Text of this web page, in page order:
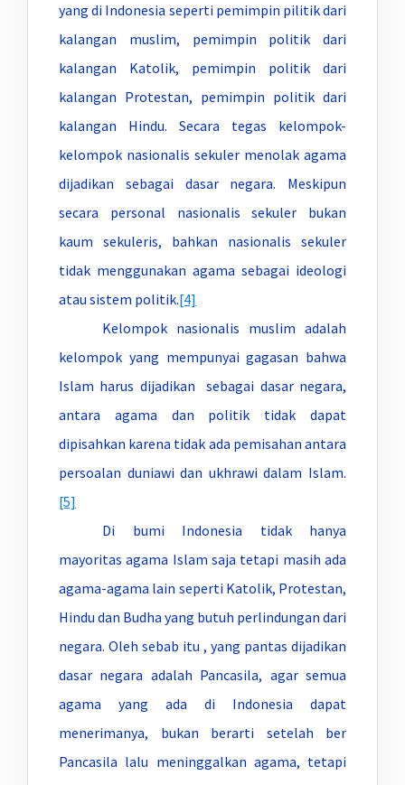
yang di Indonesia seperti pemimpin pilitik dari
kalangan muslim, pemimpin politik dari
kalangan Katolik, pemimpin politik dari
kalangan Protestan, pemimpin politik dari
kalangan Hindu. Secara tegas kelompok-
kelompok nasionalis sekuler menolak agama
dijadikan sebagai dasar negara. Meskipun
secara personal nasionalis sekuler bukan
kaum sekuleris, bahkan nasionalis sekuler
tidak menggunakan agama sebagai ideologi
atau sistem politik.[4]
Kelompok nasionalis muslim adalah
kelompok yang mempunyai gagasan bahwa
Islam harus dijadikan sebagai dasar negara,
antara agama dan politik tidak dapat
dipisahkan karena tidak ada pemisahan antara
persoalan duniawi dan ukhrawi dalam Islam.
[5]
Di bumi Indonesia tidak hanya
mayoritas agama Islam saja tetapi masih ada
agama-agama lain seperti Katolik, Protestan,
Hindu dan Budha yang butuh perlindungan dari
negara. Oleh sebab itu , yang pantas dijadikan
dasar negara adalah Pancasila, agar semua
agama yang ada di Indonesia dapat
menerimanya, bukan berarti setelah ber
Pancasila lalu meninggalkan agama, tetapi